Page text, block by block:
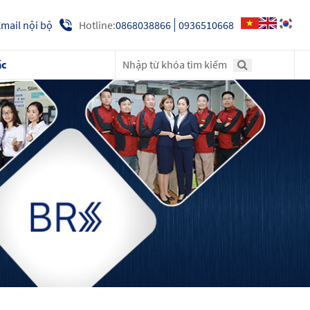
nội bộ Hotline:0868038866 0936510668